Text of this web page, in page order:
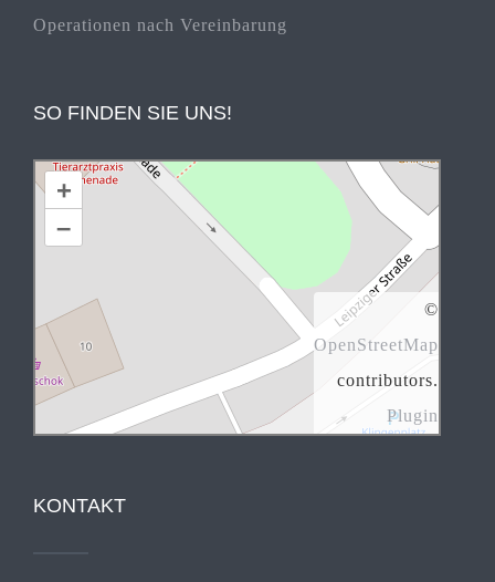
Operationen nach Vereinbarung
SO FINDEN SIE UNS!
+
–
©
OpenStreetMap
contributors.
Plugin
KONTAKT